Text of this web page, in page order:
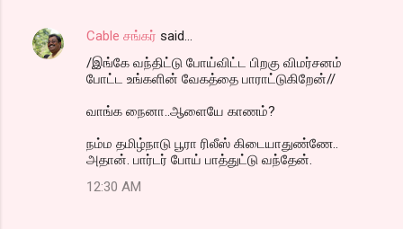
Cable சங்கர் said…
/இங்கே வந்திட்டு போய்விட்ட பிறகு விமர்சனம்
போட்ட உங்களின் வேகத்தை பாராட்டுகிறேன்//
வாங்க நைனா..ஆளையே காணம்?
நம்ம தமிழ்நாடு பூரா ரிலீஸ் கிடையாதுண்ணே..
அதான். பார்டர் போய் பாத்துட்டு வந்தேன்.
12:30 AM